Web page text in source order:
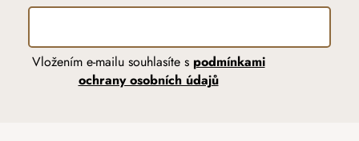
Vložením e-mailu souhlasíte s podmínkami
ochrany osobních údajů